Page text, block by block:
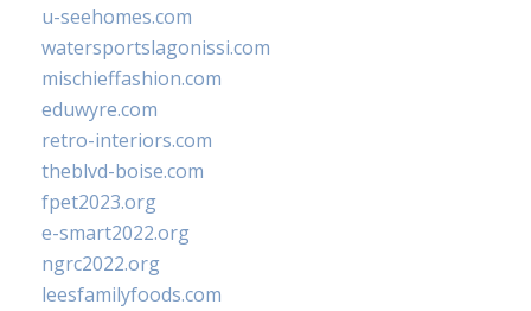
u-seehomes.com
watersportslagonissi.com
mischieffashion.com
eduwyre.com
retro-interiors.com
theblvd-boise.com
fpet2023.org
e-smart2022.org
ngrc2022.org
leesfamilyfoods.com